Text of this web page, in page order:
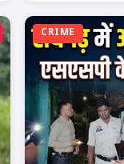
CRIME